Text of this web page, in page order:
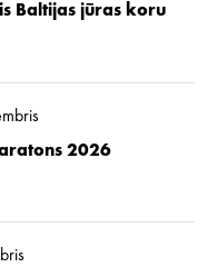
Baltijas jūras koru
2026